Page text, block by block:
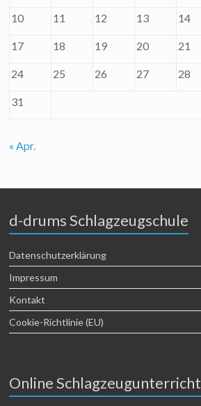
10 11 12 13 14
17 18 19 20 21
24 25 26 27 28
31
« Apr.
d-drums Schlagzeugschule
Datenschutzerklärung
Impressum
Kontakt
Cookie-Richtlinie (EU)
Online Schlagzeugunterricht